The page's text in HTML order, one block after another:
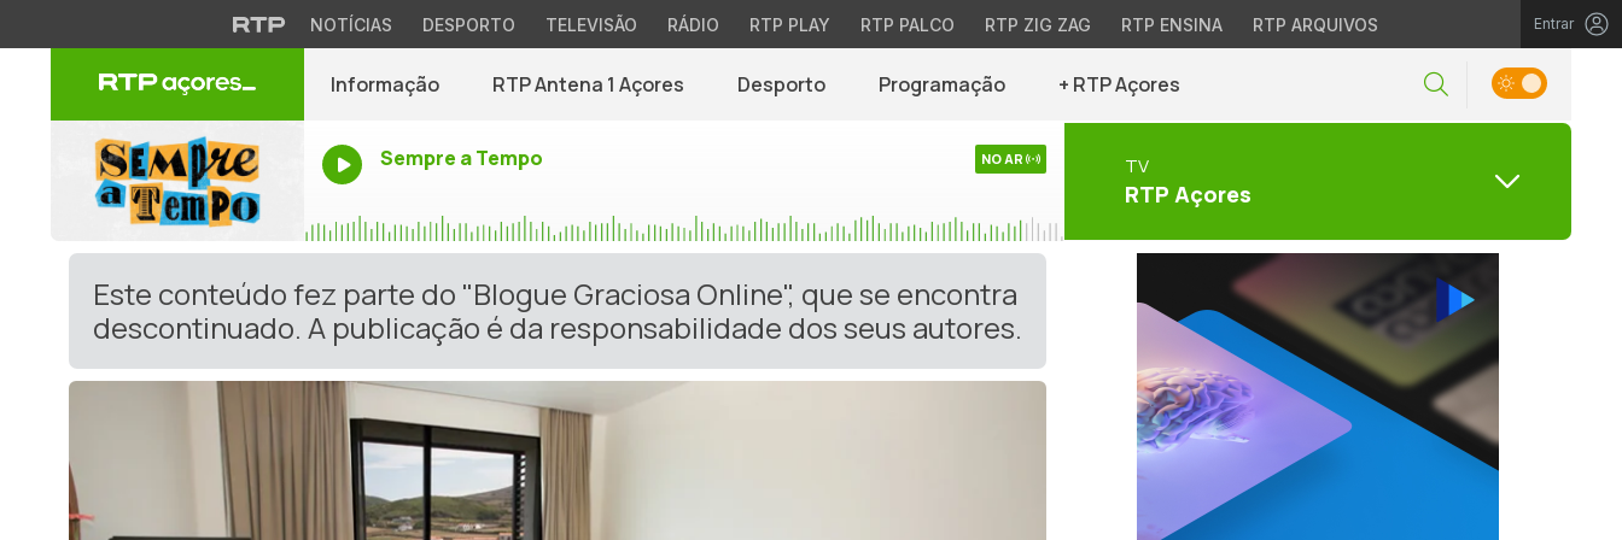
NOTÍCIAS DESPORTO TELEVISÃO RÁDIO RTP PLAY RTP PALCO RTP ZIG ZAG RTP ENSINA RTP ARQUIVOS Entrar
Informação RTP Antena 1 Açores Desporto Programação + RTP Açores
Sempre a Tempo NO AR TV
RTP Açores
Este conteúdo fez parte do "Blogue Graciosa Online", que se encontra
descontinuado. A publicação é da responsabilidade dos seus autores.